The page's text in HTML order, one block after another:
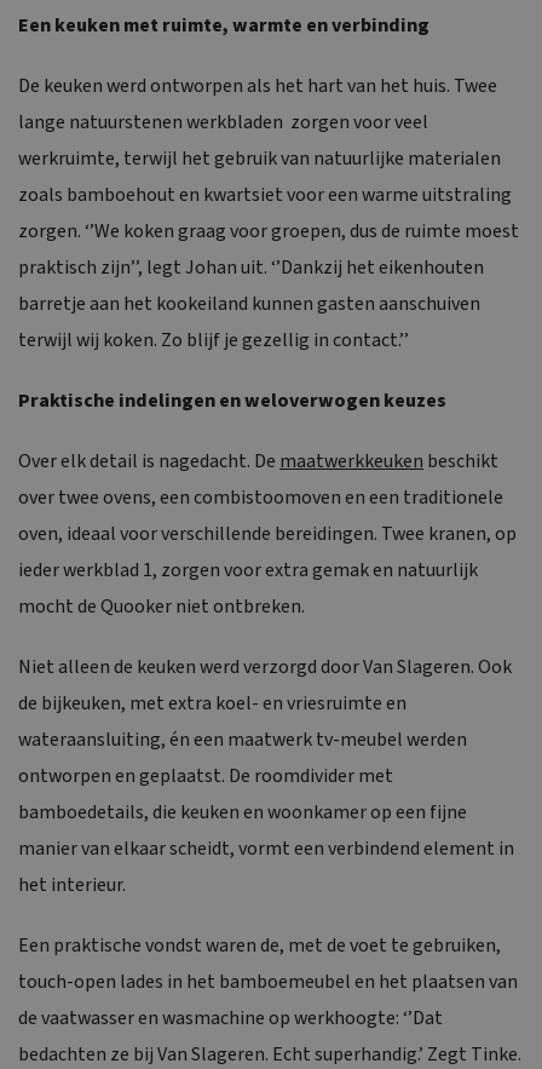
Een keuken met ruimte, warmte en verbinding
De keuken werd ontworpen als het hart van het huis. Twee
lange natuurstenen werkbladen zorgen voor veel
werkruimte, terwijl het gebruik van natuurlijke materialen
zoals bamboehout en kwartsiet voor een warme uitstraling
zorgen. ‘’We koken graag voor groepen, dus de ruimte moest
praktisch zijn’’, legt Johan uit. ‘’Dankzij het eikenhouten
barretje aan het kookeiland kunnen gasten aanschuiven
terwijl wij koken. Zo blijf je gezellig in contact.’’
Praktische indelingen en weloverwogen keuzes
Over elk detail is nagedacht. De maatwerkkeuken beschikt
over twee ovens, een combistoomoven en een traditionele
oven, ideaal voor verschillende bereidingen. Twee kranen, op
ieder werkblad 1, zorgen voor extra gemak en natuurlijk
mocht de Quooker niet ontbreken.
Niet alleen de keuken werd verzorgd door Van Slageren. Ook
de bijkeuken, met extra koel- en vriesruimte en
wateraansluiting, én een maatwerk tv-meubel werden
ontworpen en geplaatst. De roomdivider met
bamboedetails, die keuken en woonkamer op een fijne
manier van elkaar scheidt, vormt een verbindend element in
het interieur.
Een praktische vondst waren de, met de voet te gebruiken,
touch-open lades in het bamboemeubel en het plaatsen van
de vaatwasser en wasmachine op werkhoogte: ‘’Dat
bedachten ze bij Van Slageren. Echt superhandig.’ Zegt Tinke.